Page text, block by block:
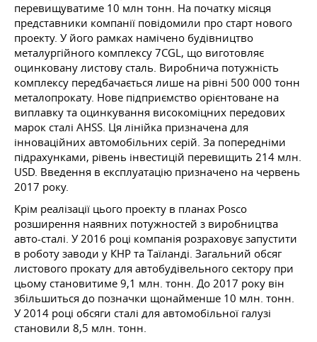
перевищуватиме 10 млн тонн. На початку місяця
представники компанії повідомили про старт нового
проекту. У його рамках намічено будівництво
металургійного комплексу 7CGL, що виготовляє
оцинковану листову сталь. Виробнича потужність
комплексу передбачається лише на рівні 500 000 тонн
металопрокату. Нове підприємство орієнтоване на
виплавку та оцинкування високоміцних передових
марок сталі AHSS. Ця лінійка призначена для
інноваційних автомобільних серій. За попередніми
підрахунками, рівень інвестицій перевищить 214 млн.
USD. Введення в експлуатацію призначено на червень
2017 року.
Крім реалізації цього проекту в планах Posco
розширення наявних потужностей з виробництва
авто-сталі. У 2016 році компанія розраховує запустити
в роботу заводи у КНР та Таїланді. Загальний обсяг
листового прокату для автобудівельного сектору при
цьому становитиме 9,1 млн. тонн. До 2017 року він
збільшиться до позначки щонайменше 10 млн. тонн.
У 2014 році обсяги сталі для автомобільної галузі
становили 8,5 млн. тонн.